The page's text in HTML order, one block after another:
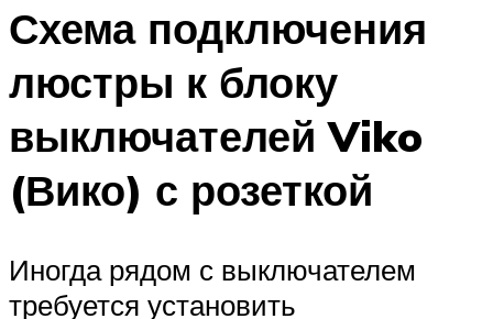
Схема подключения
люстры к блоку
выключателей Viko
(Вико) с розеткой
Иногда рядом с выключателем
требуется установить